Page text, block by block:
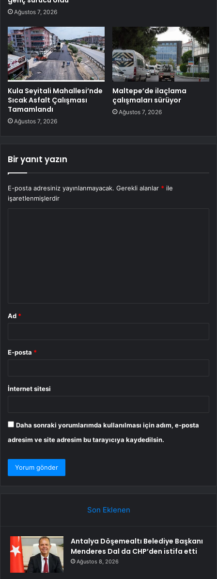
Ağustos 7, 2026
Kula Seyitali Mahallesi’nde
Sıcak Asfalt Çalışması
Tamamlandı
Ağustos 7, 2026
Maltepe’de ilaçlama
çalışmaları sürüyor
Ağustos 7, 2026
Bir yanıt yazın
E-posta adresiniz yayınlanmayacak. Gerekli alanlar * ile
işaretlenmişlerdir
Ad *
E-posta *
İnternet sitesi
Daha sonraki yorumlarımda kullanılması için adım, e-posta
adresim ve site adresim bu tarayıcıya kaydedilsin.
Son Eklenen
Antalya Döşemealtı Belediye Başkanı
Menderes Dal da CHP’den istifa etti
Ağustos 8, 2026